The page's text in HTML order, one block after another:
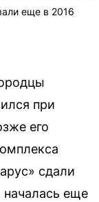
еще в 2016
при
его
сдали
началась еще